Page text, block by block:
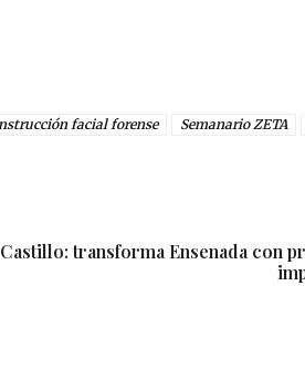
facial forense Semanario ZETA
transforma Ensenada con